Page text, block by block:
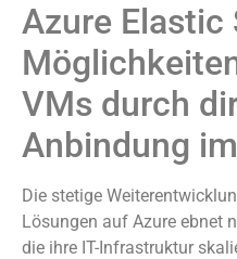
Azure Elastic
VMs durch
Anbindung
Die stetige
Lösungen auf Azure ebnet
die ihre IT-Infrastruktur